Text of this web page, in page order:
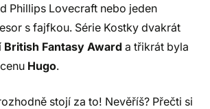
Phillips Lovecraft nebo jeden
s fajfkou. Série Kostky dvakrát
British Fantasy Award a třikrát byla
Hugo.
stojí za to! Nevěříš? Přečti si